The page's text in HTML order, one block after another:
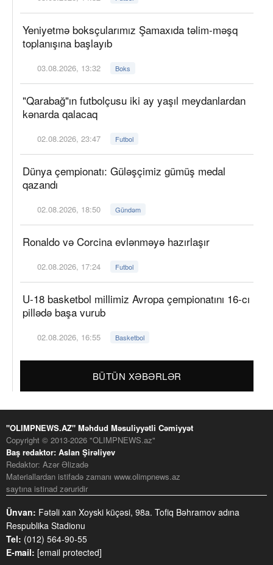
Yeniyetmə boksçularımız Şamaxıda təlim-məşq
toplanışına başlayıb
03.08.2026, 13:32 Boks
"Qarabağ"ın futbolçusu iki ay yaşıl meydanlardan
kənarda qalacaq
02.08.2026, 23:47 Futbol
Dünya çempionatı: Güləşçimiz gümüş medal
qazandı
02.08.2026, 18:50 Gündəm
Ronaldo və Corcina evlənməyə hazırlaşır
02.08.2026, 17:24 Futbol
U-18 basketbol millimiz Avropa çempionatını 16-cı
pillədə başa vurub
02.08.2026, 16:55 Basketbol
BÜTÜN XƏBƏRLƏR
"OLIMPNEWS.AZ" Məhdud Məsuliyyətli Cəmiyyət
Copyright © 2013-2026 "OLIMPNEWS.az"
Baş redaktor: Aslan Şirəliyev
Redaktor: Azər Əlizadə
Materiallardan istifadə zamanı www.olimpnews.az
saytına istinad zəruridir
Ünvan: Fətəli xan Xoyski küçəsi, 98a. Tofiq Bəhramov adına
Respublika Stadionu
Tel: (012) 564-90-55
E-mail: [email protected]